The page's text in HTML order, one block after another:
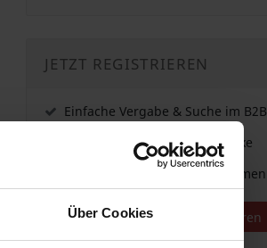
Über Cookies
JETZT REGISTRIEREN
Einfache Vergabe & Suche im B2B
Für alle Branchen und Gewerke
Direkter Kontakt zu Unternehmen
Jetzt kostenlos registrieren